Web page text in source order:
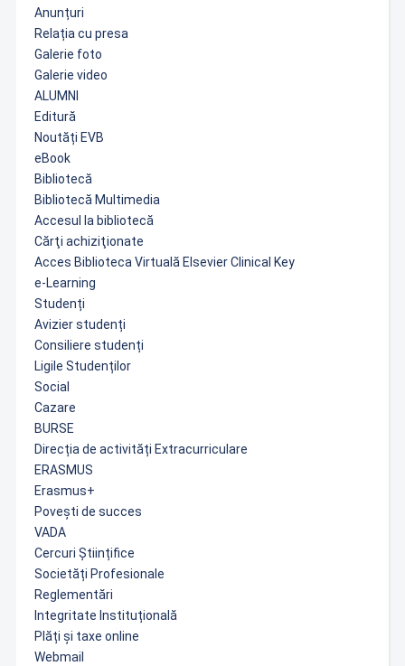
Anunțuri
Relația cu presa
Galerie foto
Galerie video
ALUMNI
Editură
Noutăți EVB
eBook
Bibliotecă
Bibliotecă Multimedia
Accesul la bibliotecă
Cărţi achiziţionate
Acces Biblioteca Virtuală Elsevier Clinical Key
e-Learning
Studenți
Avizier studenți
Consiliere studenți
Ligile Studenților
Social
Cazare
BURSE
Direcția de activități Extracurriculare
ERASMUS
Erasmus+
Povești de succes
VADA
Cercuri Științifice
Societăți Profesionale
Reglementări
Integritate Instituțională
Plăți și taxe online
Webmail